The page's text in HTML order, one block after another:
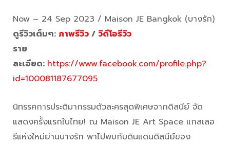
Now – 24 Sep 2023 / Maison JE Bangkok (บางรัก)
ดูรีวิวเต็มๆ: ภาพรีวิว / วิดีโอรีวิว
ราย
ละเอียด: https://www.facebook.com/profile.php?
id=100081187677095
นิทรรศการประติมากรรมตัวละครสุดพิเศษจากดิสนีย์ จัด
แสดงครั้งแรกในไทย! ณ Maison JE Art Space แกลเลอ
รีแห่งใหม่ย่านบางรัก พาไปพบกับดินแดนดิสนีย์ของ